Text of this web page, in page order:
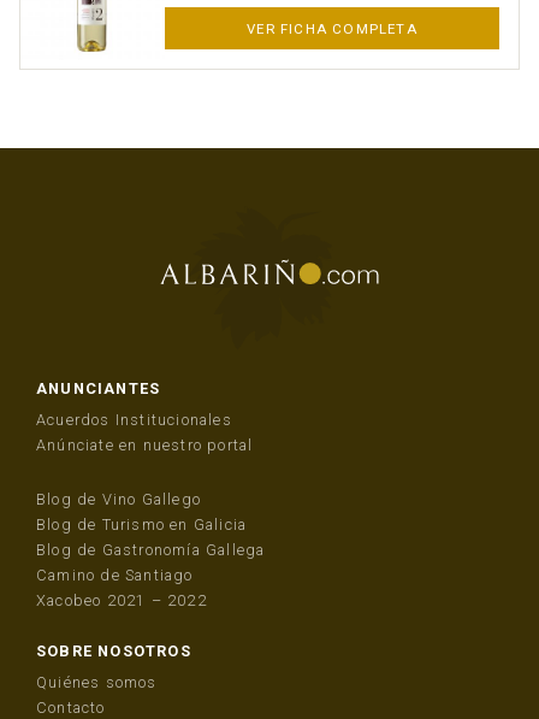
VER FICHA COMPLETA
ANUNCIANTES
Acuerdos Institucionales
Anúnciate en nuestro portal
Blog de Vino Gallego
Blog de Turismo en Galicia
Blog de Gastronomía Gallega
Camino de Santiago
Xacobeo 2021 – 2022
SOBRE NOSOTROS
Quiénes somos
Contacto